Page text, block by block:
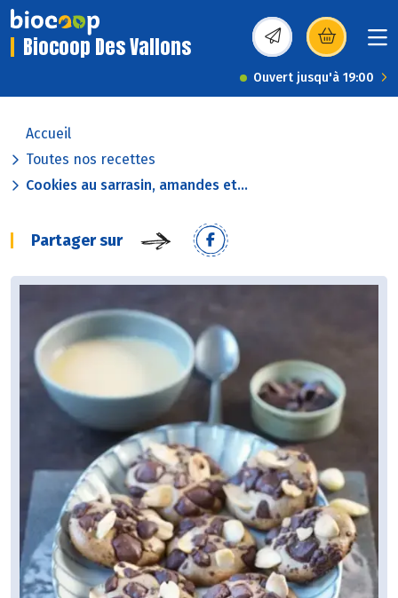
Biocoop Des Vallons (s’ouvre dans une
Ouvert jusqu'à 19:00
Accueil
Toutes nos recettes
Cookies au sarrasin, amandes et...
Partager sur